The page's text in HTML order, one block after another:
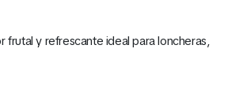
S/5.00
frutal y refrescante ideal para loncheras,